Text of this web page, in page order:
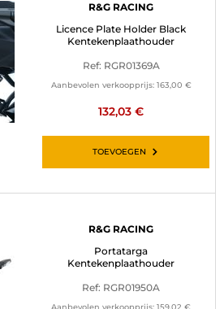
R&G RACING
Licence Plate Holder Black
Kentekenplaathouder
Ref: RGR01369A
Aanbevolen verkoopprijs: 163,00 €
132,03 €
TOEVOEGEN
R&G RACING
Portatarga
Kentekenplaathouder
Ref: RGR01950A
Aanbevolen verkoopprijs: 159,02 €